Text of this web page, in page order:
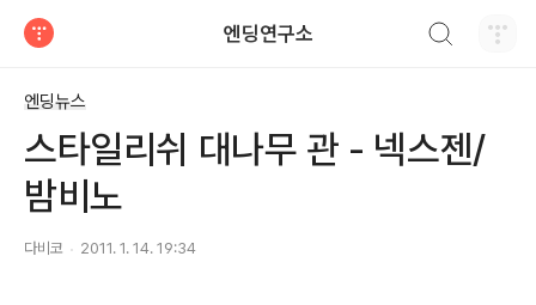
엔딩연구소
엔딩뉴스
스타일리쉬 대나무 관 - 넥스젠/
밤비노
다비코 2011. 1. 14. 19:34